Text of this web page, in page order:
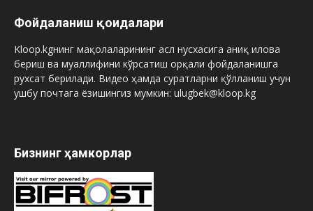
Фойдаланиш қоидалари
Kloop.kgнинг мақолаларининг асл нусхасига аниқ илова
бериш ва муаллифини кўрсатиш орқали фойдаланишга
рухсат берилади. Видео ҳамда суратларни қўлланиш учун
ушбу почтага ёзишингиз мумкин: ulugbek@kloop.kg
Бизнинг ҳамкорлар